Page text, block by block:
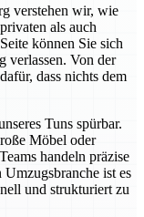
verstehen wir, wie
als auch
können Sie sich
verlassen. Von der
dass nichts dem
Tuns spürbar.
Möbel oder
handeln präzise
ist es
und strukturiert zu